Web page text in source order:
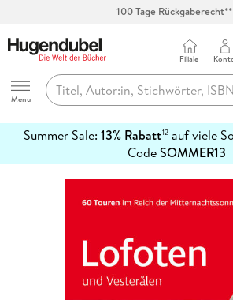
100 Tage
Hugendubel
Menu
Filiale
Summer Sale: 13% Rabatt12auf viele
CodeSOMMER13
erfahren